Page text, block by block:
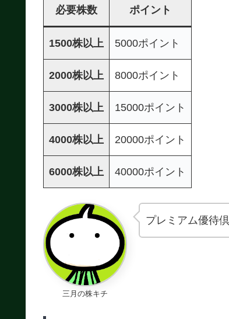
必要株数 ポイント
1500株以上 5000ポイント
2000株以上 8000ポイント
3000株以上 15000ポイント
4000株以上 20000ポイント
6000株以上 40000ポイント
三月の株キチ
プレミアム優待